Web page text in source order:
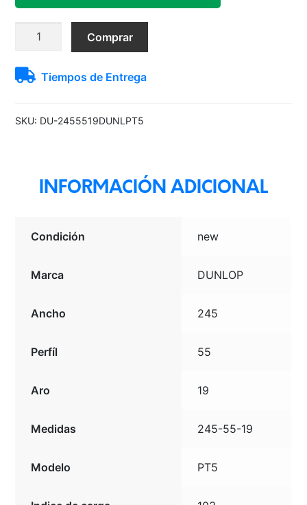
245/55R19
Dunlop
BLK
Comprar
Tiempos de Entrega
SKU: DU-2455519DUNLPT5
INFORMACIÓN ADICIONAL
Condición new
Marca DUNLOP
Ancho 245
Perfíl 55
Aro 19
Medidas 245-55-19
Modelo PT5